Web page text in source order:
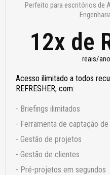
Perfeito para escritórios de
12x de
reais/ano
Acesso ilimitado a todos
REFRESHER, com:
- Briefings ilimitados
- Ferramenta de captação
- Gestão de projetos
- Gestão de clientes
- Pré-projetos em segundos